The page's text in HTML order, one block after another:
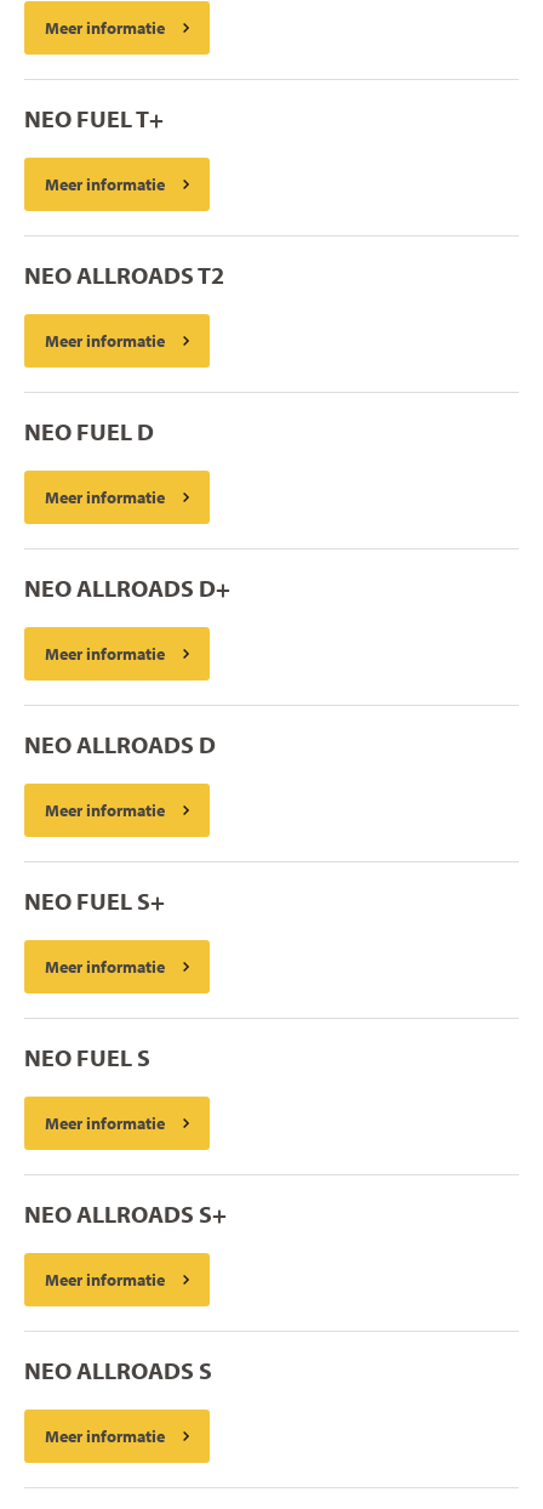
Meer informatie
NEO FUEL T+
Meer informatie
NEO ALLROADS T2
Meer informatie
NEO FUEL D
Meer informatie
NEO ALLROADS D+
Meer informatie
NEO ALLROADS D
Meer informatie
NEO FUEL S+
Meer informatie
NEO FUEL S
Meer informatie
NEO ALLROADS S+
Meer informatie
NEO ALLROADS S
Meer informatie